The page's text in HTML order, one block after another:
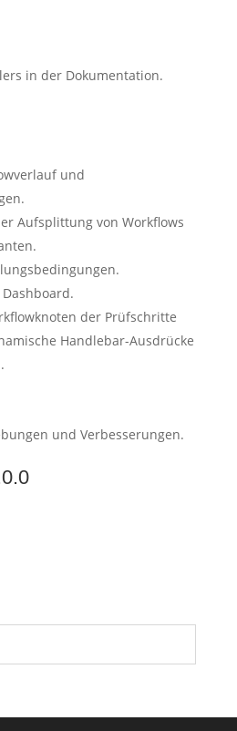
in der Dokumentation.
und
Aufsplittung von Workflows
der Prüfschritte
Handlebar-Ausdrücke
und Verbesserungen.